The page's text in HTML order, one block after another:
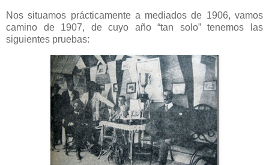
Nos situamos prácticamente a mediados de 1906, vamos
camino de 1907, de cuyo año “tan solo” tenemos las
siguientes pruebas: